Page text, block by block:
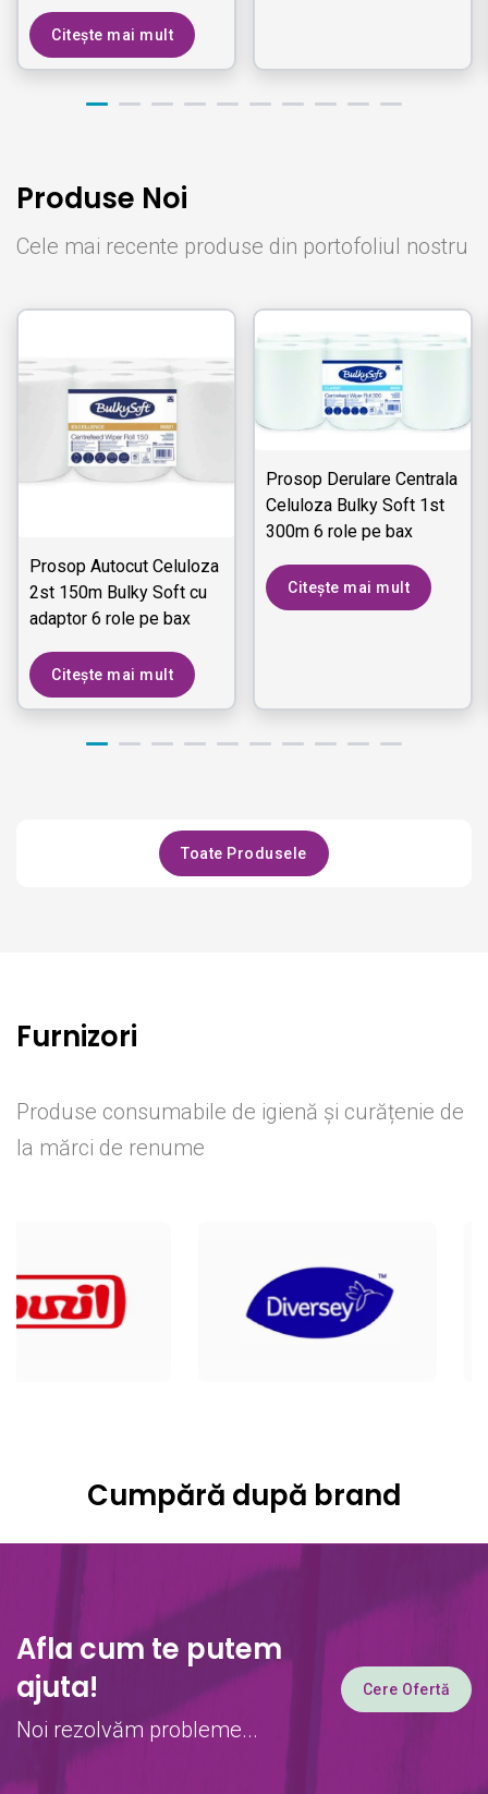
Citește mai mult
Produse Noi
Cele mai recente produse din portofoliul nostru
Prosop Autocut Celuloza
2st 150m Bulky Soft cu
adaptor 6 role pe bax
Citește mai mult
Prosop Derulare Centrala
Celuloza Bulky Soft 1st
300m 6 role pe bax
Citește mai mult
Toate Produsele
Furnizori
Produse consumabile de igienă și curățenie de
la mărci de renume
Cumpără după brand
Afla cum te putem
ajuta!
Noi rezolvăm probleme...
Cere Ofertă